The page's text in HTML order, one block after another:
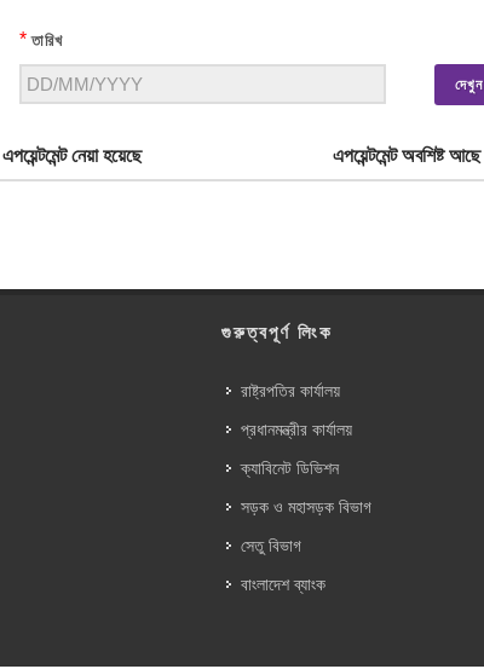
* তারিখ
দেখুন
এপয়েন্টমেন্ট নেয়া হয়েছে এপয়েন্টমেন্ট অবশিষ্ট আছে
গুরুত্বপূর্ণ লিংক
রাষ্ট্রপতির কার্যালয়
প্রধানমন্ত্রীর কার্যালয়
ক্যাবিনেট ডিভিশন
সড়ক ও মহাসড়ক বিভাগ
সেতু বিভাগ
বাংলাদেশ ব্যাংক